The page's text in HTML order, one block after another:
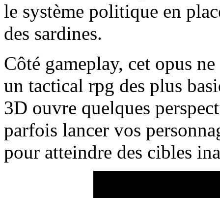
le système politique en
des sardines.
Côté gameplay, cet opus
un tactical rpg des plus
3D ouvre quelques
parfois lancer vos
pour atteindre des cibles